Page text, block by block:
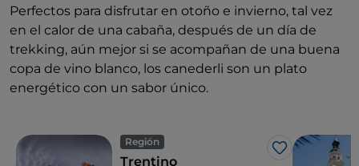
Perfectos para disfrutar en otoño e invierno, tal vez
en el calor de una cabaña, después de un día de
trekking, aún mejor si se acompañan de una buena
copa de vino blanco, los canederli son un plato
energético con un sabor único.
Región
Me gusta
Trentino